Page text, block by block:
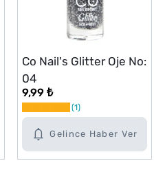
Gelince Haber Ver
Co Nail's Glitter Oje No:
04
9,99 ₺
1